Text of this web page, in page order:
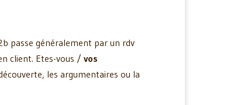
passe généralement par un rdv
client. Etes-vous / vos
les argumentaires ou la